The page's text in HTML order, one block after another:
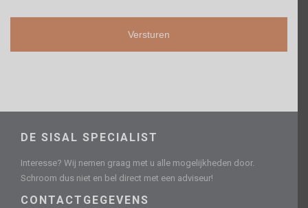
DE SISAL SPECIALIST
Interesse? Wij nemen graag met u alle mogelijkheden door.
Schroom dus niet en bel direct met een adviseur!
CONTACTGEGEVENS